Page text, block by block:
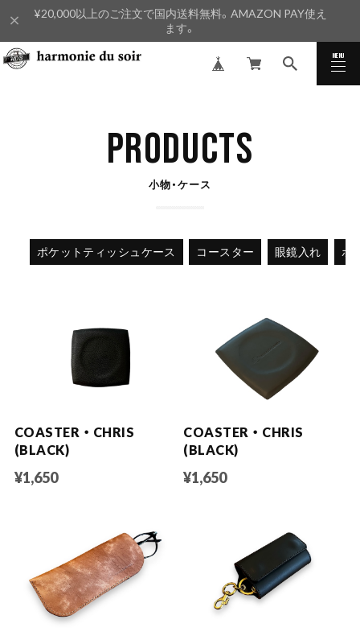
¥20,000以上のご注文で国内送料無料。AMAZON PAY使え
ます。
MENU
CLOSE
PRODUCTS
小物・ケース
ポケットティッシュケース コースター 眼鏡入れ ポ
COASTER ・ CHRIS
(BLACK)
¥1,650
COASTER ・ CHRIS
(BLACK)
¥1,650